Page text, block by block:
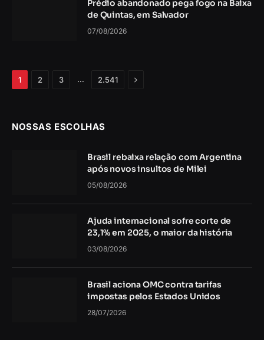
Prédio abandonado pega fogo na Baixa
de Quintas, em Salvador
07/08/2026
1 2 3 … 2.541 Próximo
NOSSAS ESCOLHAS
Brasil rebaixa relação com Argentina
após novos insultos de Milei
05/08/2026
Ajuda internacional sofre corte de
23,1% em 2025, o maior da história
03/08/2026
Brasil aciona OMC contra tarifas
impostas pelos Estados Unidos
28/07/2026